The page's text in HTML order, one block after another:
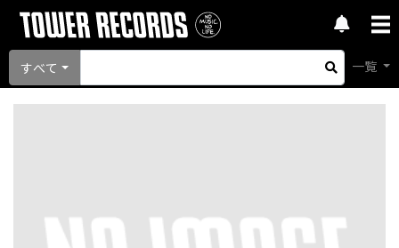
すべて 一覧